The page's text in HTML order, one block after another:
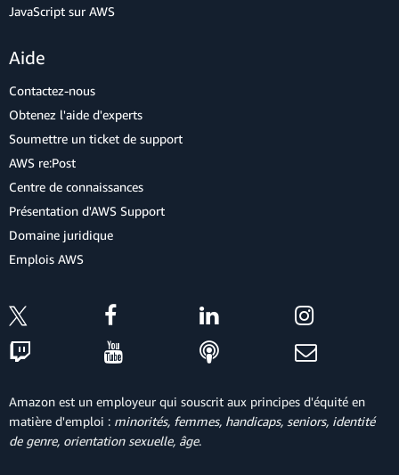
JavaScript sur AWS
Aide
Contactez-nous
Obtenez l'aide d'experts
Soumettre un ticket de support
AWS re:Post
Centre de connaissances
Présentation d'AWS Support
Domaine juridique
Emplois AWS
Amazon est un employeur qui souscrit aux principes d'équité en
matière d'emploi : minorités, femmes, handicaps, seniors, identité
de genre, orientation sexuelle, âge.